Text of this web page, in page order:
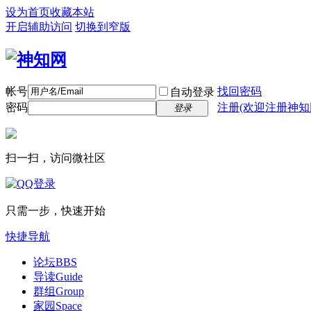
设为首页收藏本站
开启辅助访问 切换到窄版
帐号 自动登录 找回密码
密码
登录 注册(欢迎注册神
扫一扫，访问微社区
只需一步，快速开始
快捷导航
论坛BBS
导读Guide
群组Group
家园 Space